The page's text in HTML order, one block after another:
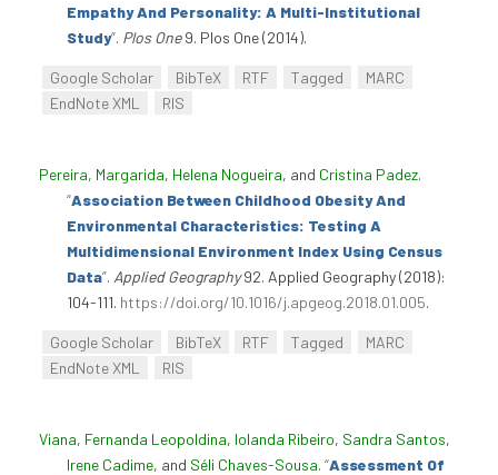
Empathy And Personality: A Multi-Institutional
Study”. Plos One9. Plos One (2014).
Google Scholar BibTeX RTF Tagged
MARC
EndNote XML
RIS
Pereira, Margarida, Helena Nogueira, and Cristina Padez.
“Association Between Childhood Obesity And
Environmental Characteristics: Testing A
Multidimensional Environment Index Using Census
Data”. Applied Geography92. Applied Geography (2018):
104-111. https://doi.org/10.1016/j.apgeog.2018.01.005.
Google Scholar BibTeX RTF Tagged
MARC
EndNote XML
RIS
Viana, Fernanda Leopoldina, Iolanda Ribeiro, Sandra Santos,
Irene Cadime, and Séli Chaves-Sousa. “Assessment Of